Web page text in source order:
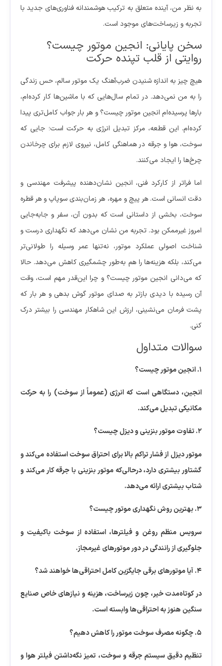
به نظر من، آینده متعلق به ترکیب هوشمندانه فناوری‌های جدید با
تجربه و زیرساخت‌های موجود است.
سخن پایانی: انجین موتور چیست؟
روایتی از قلب تپنده حرکت
هیچ چیز به اندازه شنیدن ضرب‌آهنگ یک موتور سالم، حس زندگی
را به من نمی‌دهد. در تمام سال‌هایی که با ماشین‌ها کار کرده‌ام،
بارها پرسیده‌ام انجین موتور چیست؟ و هر بار جواب کامل‌تری پیدا
کرده‌ام. این قطعه، مرکز تبدیل انرژی به حرکت است؛ جایی که
سوخت، هوا و جرقه در هماهنگی کامل، نیروی لازم برای چرخاندن
چرخ‌ها را ایجاد می‌کنند.
اما فراتر از کارکرد فنی، انجین نشان‌دهنده پیشرفت مهندسی و
دقت انسانی است. هر پیچ و مهره، هر زمان‌بندی سوپاپ و هر قطره
سوخت، بخشی از داستانی است که بدون آن، سفر و جابه‌جایی
امروز غیرممکن بود. تجربه من نشان می‌دهد که نگهداری درست و
شناخت اصولی عملکرد موتور، نه‌تنها عمر وسیله را طولانی‌تر
می‌کند، بلکه هزینه‌ها را هم به‌طور چشمگیری کاهش می‌دهد. حالا
که می‌دانی انجین موتور چیست؟ و چرا این‌قدر مهم است، وقت
آن رسیده با دیدی بازتر به صدای موتور گوش بدهی و هر بار که
پشت فرمان می‌نشینی، ارزش این شاهکار مهندسی را بیشتر درک
کنی.
سوالات متداول
۱. انجین موتور چیست؟
انجین، دستگاهی است که انرژی (عموماً از سوخت) را به حرکت
مکانیکی تبدیل می‌کند.
۲. تفاوت موتور بنزینی و دیزل چیست؟
موتور دیزل از فشار تراکم بالا برای احتراق سوخت استفاده می‌کند و
گشتاور بیشتری دارد، درحالی‌که موتور بنزینی با جرقه کار می‌کند و
شتاب بیشتری ارائه می‌دهد.
۳. بهترین روش نگهداری موتور چیست؟
سرویس منظم روغن و فیلترها، استفاده از سوخت باکیفیت و
جلوگیری از رانندگی در دور موتورهای غیرمجاز.
۴. آیا موتورهای برقی جایگزین کامل احتراقی‌ها خواهند شد؟
در کوتاه‌مدت خیر، چون زیرساخت، هزینه و نیازهای خاص صنایع
سنگین هنوز به احتراقی‌ها وابسته است.
۵. چگونه مصرف سوخت موتور را کاهش دهیم؟
تنظیم دقیق سیستم جرقه و سوخت، تمیز نگه‌داشتن فیلتر هوا و